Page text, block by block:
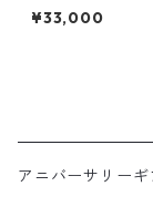
ライフストーリー
跡｜喜寿｜家族｜
¥33,000
アニバーサリーギ